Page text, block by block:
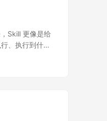
Skill 更像是给
、执行到什么
，而是把
。 Agent 启动